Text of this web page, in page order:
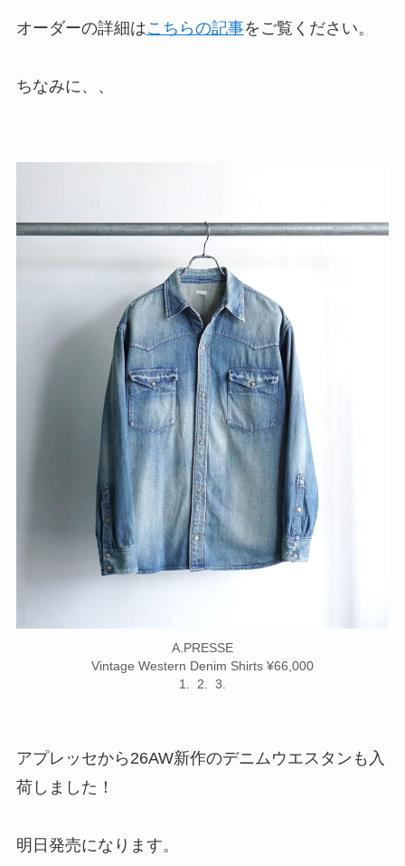
オーダーの詳細はこちらの記事をご覧ください。
ちなみに、、
A.PRESSE
Vintage Western Denim Shirts ¥66,000
1. 2. 3.
アプレッセから26AW新作のデニムウエスタンも入
荷しました！
明日発売になります。